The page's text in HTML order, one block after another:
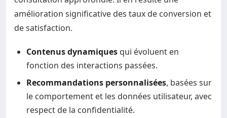
amélioration significative des taux de conversion et
de satisfaction.
Contenus dynamiques qui évoluent en
fonction des interactions passées.
Recommandations personnalisées, basées sur
le comportement et les données utilisateur, avec
respect de la confidentialité.